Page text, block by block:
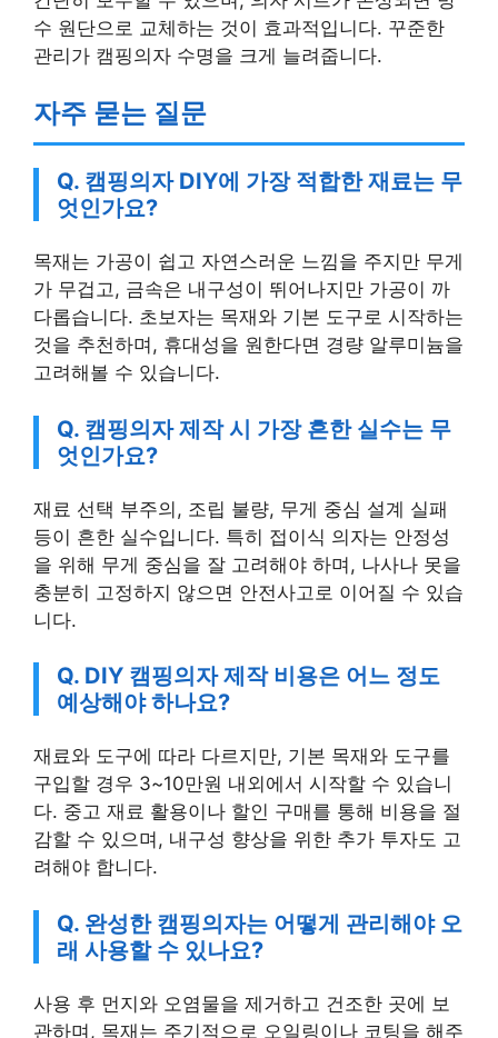
수 원단으로 교체하는 것이 효과적입니다. 꾸준한
관리가 캠핑의자 수명을 크게 늘려줍니다.
자주 묻는 질문
Q. 캠핑의자 DIY에 가장 적합한 재료는 무
엇인가요?
목재는 가공이 쉽고 자연스러운 느낌을 주지만 무게
가 무겁고, 금속은 내구성이 뛰어나지만 가공이 까
다롭습니다. 초보자는 목재와 기본 도구로 시작하는
것을 추천하며, 휴대성을 원한다면 경량 알루미늄을
고려해볼 수 있습니다.
Q. 캠핑의자 제작 시 가장 흔한 실수는 무
엇인가요?
재료 선택 부주의, 조립 불량, 무게 중심 설계 실패
등이 흔한 실수입니다. 특히 접이식 의자는 안정성
을 위해 무게 중심을 잘 고려해야 하며, 나사나 못을
충분히 고정하지 않으면 안전사고로 이어질 수 있습
니다.
Q. DIY 캠핑의자 제작 비용은 어느 정도
예상해야 하나요?
재료와 도구에 따라 다르지만, 기본 목재와 도구를
구입할 경우 3~10만원 내외에서 시작할 수 있습니
다. 중고 재료 활용이나 할인 구매를 통해 비용을 절
감할 수 있으며, 내구성 향상을 위한 추가 투자도 고
려해야 합니다.
Q. 완성한 캠핑의자는 어떻게 관리해야 오
래 사용할 수 있나요?
사용 후 먼지와 오염물을 제거하고 건조한 곳에 보
관하며, 목재는 주기적으로 오일링이나 코팅을 해주